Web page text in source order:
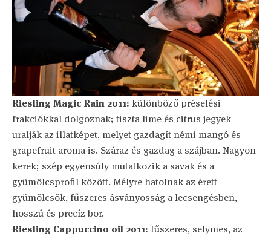
Riesling Magic Rain 2011: különböző préselési
frakciókkal dolgoznak; tiszta lime és citrus jegyek
uralják az illatképet, melyet gazdagít némi mangó és
grapefruit aroma is. Száraz és gazdag a szájban. Nagyon
kerek; szép egyensúly mutatkozik a savak és a
gyümölcsprofil között. Mélyre hatolnak az érett
gyümölcsök, fűszeres ásványosság a lecsengésben,
hosszú és precíz bor.
Riesling Cappuccino oil 2011: fűszeres, selymes, az